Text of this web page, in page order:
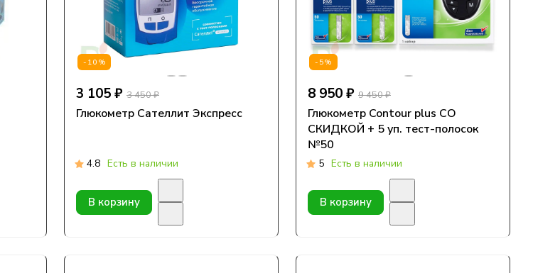
-10%
3 105 ₽ 3 450 ₽
Глюкометр Сателлит Экспресс
4.8 Есть в наличии
В корзину
-5%
8 950 ₽ 9 450 ₽
Глюкометр Contour plus СО
СКИДКОЙ + 5 уп. тест-полосок
№50
5 Есть в наличии
В корзину